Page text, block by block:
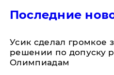
Последние
Усик сделал громкое
решении по допуску
Олимпиадам